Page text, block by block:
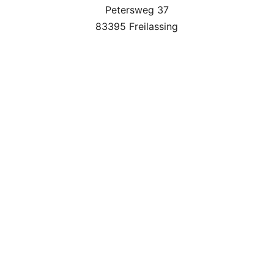
Petersweg 37
83395 Freilassing